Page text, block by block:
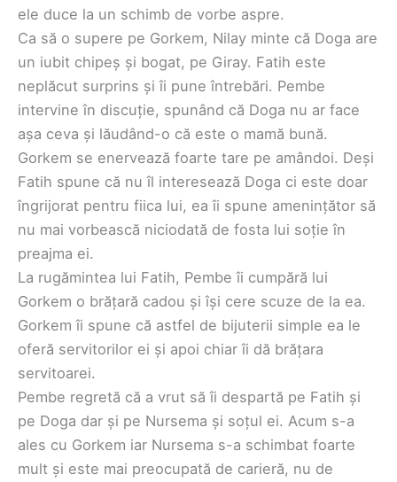
ele duce la un schimb de vorbe aspre.
Ca să o supere pe Gorkem, Nilay minte că Doga are
un iubit chipeș și bogat, pe Giray. Fatih este
neplăcut surprins și îi pune întrebări. Pembe
intervine în discuție, spunând că Doga nu ar face
așa ceva și lăudând-o că este o mamă bună.
Gorkem se enervează foarte tare pe amândoi. Deși
Fatih spune că nu îl interesează Doga ci este doar
îngrijorat pentru fiica lui, ea îi spune amenințător să
nu mai vorbească niciodată de fosta lui soție în
preajma ei.
La rugămintea lui Fatih, Pembe îi cumpără lui
Gorkem o brățară cadou și își cere scuze de la ea.
Gorkem îi spune că astfel de bijuterii simple ea le
oferă servitorilor ei și apoi chiar îi dă brățara
servitoarei.
Pembe regretă că a vrut să îi despartă pe Fatih și
pe Doga dar și pe Nursema și soțul ei. Acum s-a
ales cu Gorkem iar Nursema s-a schimbat foarte
mult și este mai preocupată de carieră, nu de